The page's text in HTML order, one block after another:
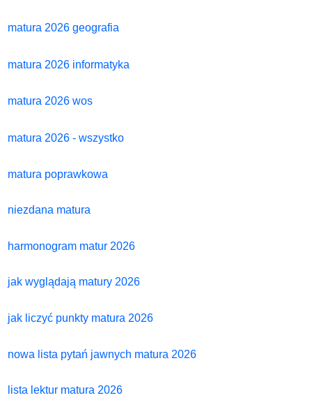
matura 2026 geografia
matura 2026 informatyka
matura 2026 wos
matura 2026 - wszystko
matura poprawkowa
niezdana matura
harmonogram matur 2026
jak wyglądają matury 2026
jak liczyć punkty matura 2026
nowa lista pytań jawnych matura 2026
lista lektur matura 2026